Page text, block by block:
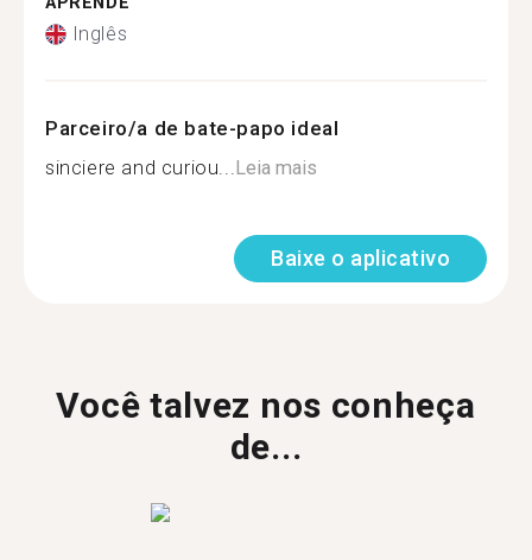
Inglês
Parceiro/a de bate-papo ideal
sinciere and curiou...Leia mais
Baixe o aplicativo
Você talvez nos conheça
de...